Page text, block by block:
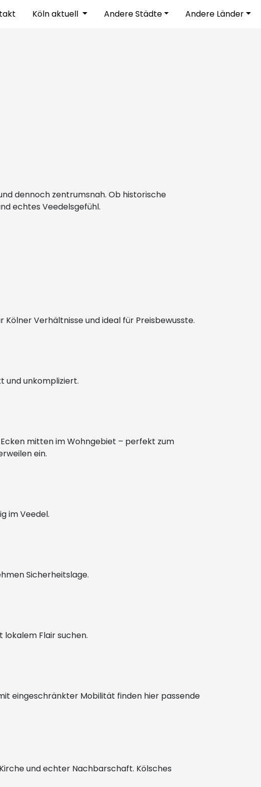
Köln aktuell Andere Städte Andere Länder
dennoch zentrumsnah. Ob historische
echtes Veedelsgefühl.
Verhältnisse und ideal für Preisbewusste.
und unkompliziert.
mitten im Wohngebiet – perfekt zum
ein.
im Veedel.
Sicherheitslage.
lokalem Flair suchen.
eingeschränkter Mobilität finden hier passende
und echter Nachbarschaft. Kölsches